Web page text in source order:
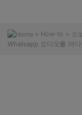
> How-to > 소
Whatsapp 오디오를 어